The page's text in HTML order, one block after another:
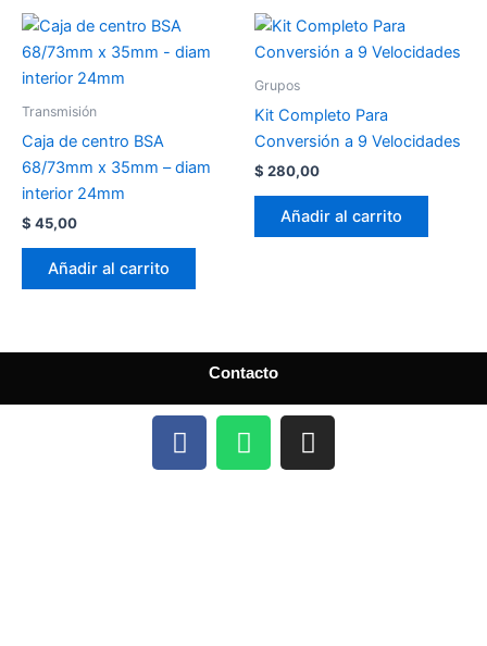
Transmisión
Caja de centro BSA
68/73mm x 35mm – diam
interior 24mm
$ 45,00
Añadir al carrito
Grupos
Kit Completo Para
Conversión a 9 Velocidades
$ 280,00
Añadir al carrito
Contacto
F
a
W
h
I
n